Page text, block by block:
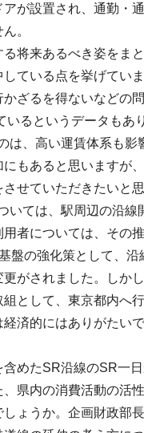
が設置され、通勤・
。
る将来あるべき姿をま
ている点を挙げてい
ざるを得ないなどの
いるというデータもあ
は、高い運賃体系も
もあると思いますが
せていただきたいと
いては、駅周辺の沿線
者については、その
盤の強化策として、
がされました。しか
として、東京都内へ
済的にはありがたい
めたSR沿線のSR一
、県内の消費活動の活
ょうか。企画財政部